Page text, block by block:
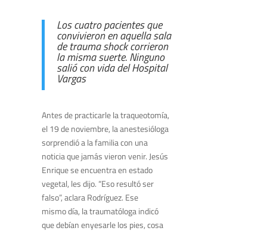
Los cuatro pacientes que
convivieron en aquella sala
de trauma shock corrieron
la misma suerte. Ninguno
salió con vida del Hospital
Vargas
Antes de practicarle la traqueotomía,
el 19 de noviembre, la anestesióloga
sorprendió a la familia con una
noticia que jamás vieron venir. Jesús
Enrique se encuentra en estado
vegetal, les dijo. “Eso resultó ser
falso”, aclara Rodríguez. Ese
mismo día, la traumatóloga indicó
que debían enyesarle los pies, cosa